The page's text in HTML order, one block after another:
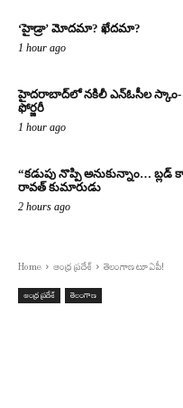
‘హైడ్రా’ మోదమా? ఖేదమా?
1 hour ago
హైదరాబాద్‌లో నకిలీ ఎన్‌ఓసీల స్కాం-
ఫోర్జరీ
1 hour ago
“కడుపు నొప్పి అనుకున్నాం… బ్లడ్
రావత్ కుమారుడు
2 hours ago